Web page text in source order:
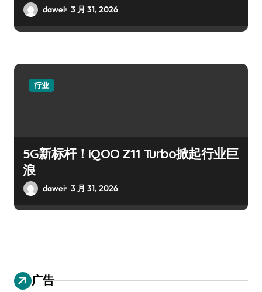
dawei 3 月 31, 2026
行业
5G新标杆！iQOO Z11 Turbo掀起行业巨
浪
dawei 3 月 31, 2026
广告